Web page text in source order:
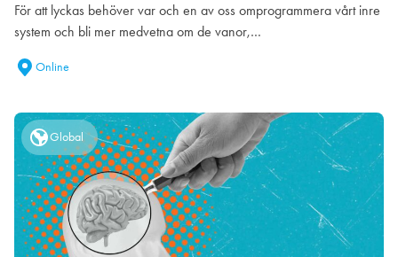
För att lyckas behöver var och en av oss omprogrammera vårt inre
system och bli mer medvetna om de vanor,…
Online
Global